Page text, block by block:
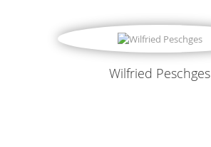
Wilfried Peschges